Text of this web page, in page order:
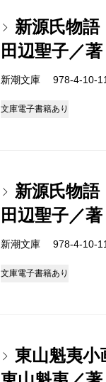
新源氏物語
田辺聖子／著
新潮文庫 978-4-10-
文庫電子書籍あり
新源氏物語
田辺聖子／著
新潮文庫 978-4-10-
文庫電子書籍あり
東山魁夷